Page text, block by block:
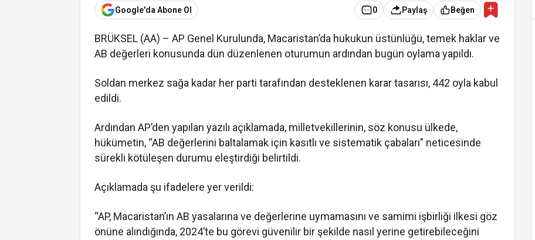
Google'da Abone Ol 0 Paylaş Beğen
BRÜKSEL (AA) – AP Genel Kurulunda, Macaristan’da hukukun üstünlüğü, temek haklar ve
AB değerleri konusunda dün düzenlenen oturumun ardından bugün oylama yapıldı.
Soldan merkez sağa kadar her parti tarafından desteklenen karar tasarısı, 442 oyla kabul
edildi.
Ardından AP’den yapılan yazılı açıklamada, milletvekillerinin, söz konusu ülkede,
hükümetin, “AB değerlerini baltalamak için kasıtlı ve sistematik çabaları” neticesinde
sürekli kötüleşen durumu eleştirdiği belirtildi.
Açıklamada şu ifadelere yer verildi:
“AP, Macaristan’ın AB yasalarına ve değerlerine uymamasını ve samimi işbirliği ilkesi göz
önüne alındığında, 2024’te bu görevi güvenilir bir şekilde nasıl yerine getirebileceğini